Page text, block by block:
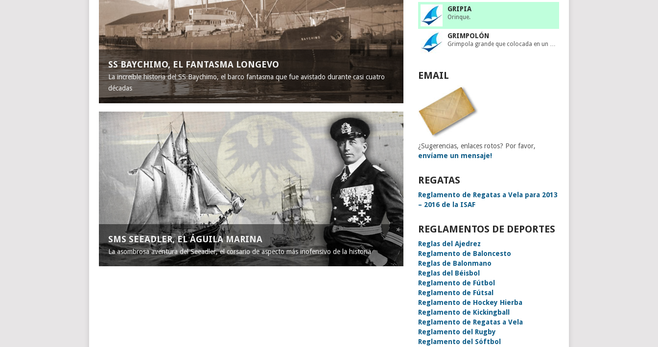
SS BAYCHIMO, EL FANTASMA LONGEVO
La increíble historia del SS Baychimo, el barco fantasma que fue avistado durante casi cuatro
décadas
SMS SEEADLER, EL ÁGUILA MARINA
La asombrosa aventura del Seeadler, el corsario de aspecto más inofensivo de la historia
GRIPIA
Orinque.
GRIMPOLÓN
Grimpola grande que colocada en un …
EMAIL
¿Sugerencias, enlaces rotos? Por favor,
envíame un mensaje!
REGATAS
Reglamento de Regatas a Vela para 2013
– 2016 de la ISAF
REGLAMENTOS DE DEPORTES
Reglas del Ajedrez
Reglamento de Baloncesto
Reglas de Balonmano
Reglas del Béisbol
Reglamento de Fútbol
Reglamento de Fútsal
Reglamento de Hockey Hierba
Reglamento de Kickingball
Reglamento de Regatas a Vela
Reglamento del Rugby
Reglamento del Sóftbol